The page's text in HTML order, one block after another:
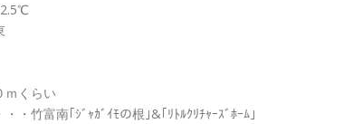
ｍくらい
・竹富南｢ｼﾞｬｶﾞｲﾓの根｣&｢ﾘﾄﾙｸﾘﾁｬｰｽﾞﾎｰﾑ｣